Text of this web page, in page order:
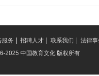
法律事
联系我们
招聘人才
服务
2025 中国教育文化 版权所有